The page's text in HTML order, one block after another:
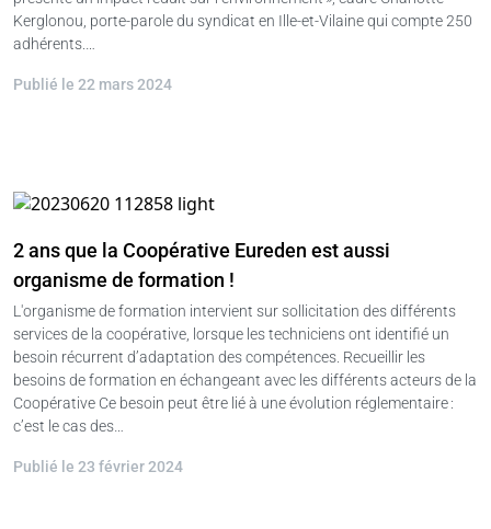
Kerglonou, porte-parole du syndicat en Ille-et-Vilaine qui compte 250
adhérents.…
Publié le 22 mars 2024
2 ans que la Coopérative Eureden est aussi
organisme de formation !
L'organisme de formation intervient sur sollicitation des différents
services de la coopérative, lorsque les techniciens ont identifié un
besoin récurrent d’adaptation des compétences. Recueillir les
besoins de formation en échangeant avec les différents acteurs de la
Coopérative Ce besoin peut être lié à une évolution réglementaire :
c’est le cas des…
Publié le 23 février 2024